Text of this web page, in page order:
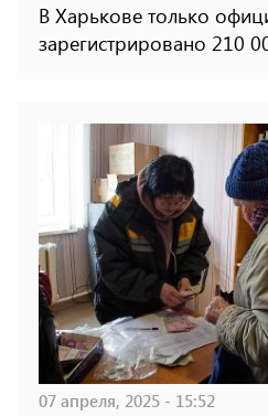
В Харькове только
зарегистрировано 210
07 апреля, 2025 - 15:52